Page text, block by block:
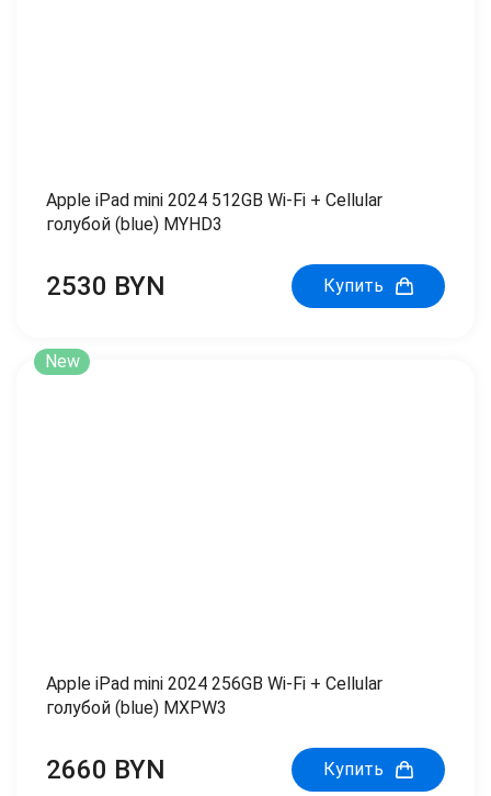
Apple iPad mini 2024 512GB Wi-Fi + Cellular
голубой (blue) MYHD3
2530 BYN Купить
New
Apple iPad mini 2024 256GB Wi-Fi + Cellular
голубой (blue) MXPW3
2660 BYN Купить